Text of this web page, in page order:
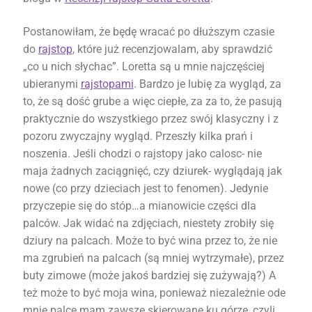
Postanowiłam, że będę wracać po dłuższym czasie
do rajstop, które już recenzjowalam, aby sprawdzić
„co u nich słychac”. Loretta są u mnie najczęściej
ubieranymi rajstopami. Bardzo je lubię za wygląd, za
to, że są dość grube a więc ciepłe, za za to, że pasują
praktycznie do wszystkiego przez swój klasyczny i z
pozoru zwyczajny wygląd. Przeszły kilka prań i
noszenia. Jeśli chodzi o rajstopy jako calosc- nie
maja żadnych zaciągnięć, czy dziurek- wyglądają jak
nowe (co przy dzieciach jest to fenomen). Jedynie
przyczepie się do stóp…a mianowicie części dla
palców. Jak widać na zdjęciach, niestety zrobiły się
dziury na palcach. Może to być wina przez to, że nie
ma zgrubień na palcach (są mniej wytrzymałe), przez
buty zimowe (może jakoś bardziej się zużywają?) A
też może to być moja wina, ponieważ niezależnie ode